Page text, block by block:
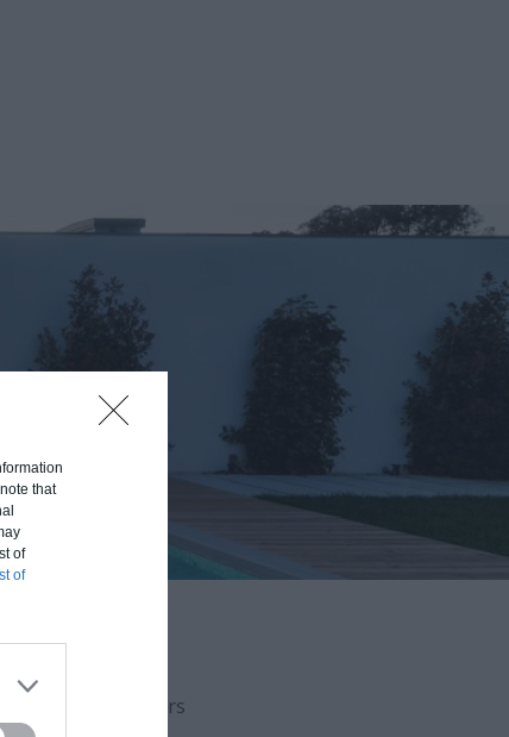
that
of
of
en fonction du
(hors d'eau, hors